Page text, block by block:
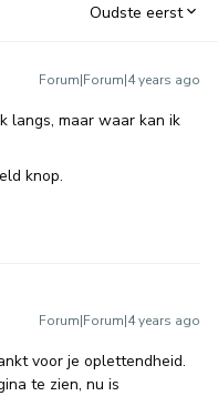
Oudste eerst
Forum|Forum|4 years ago
langs, maar waar kan ik
knop.
Forum|Forum|4 years ago
voor je oplettendheid.
te zien, nu is